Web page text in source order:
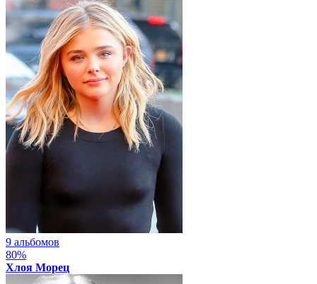
9 альбомов
80%
Хлоя Морец